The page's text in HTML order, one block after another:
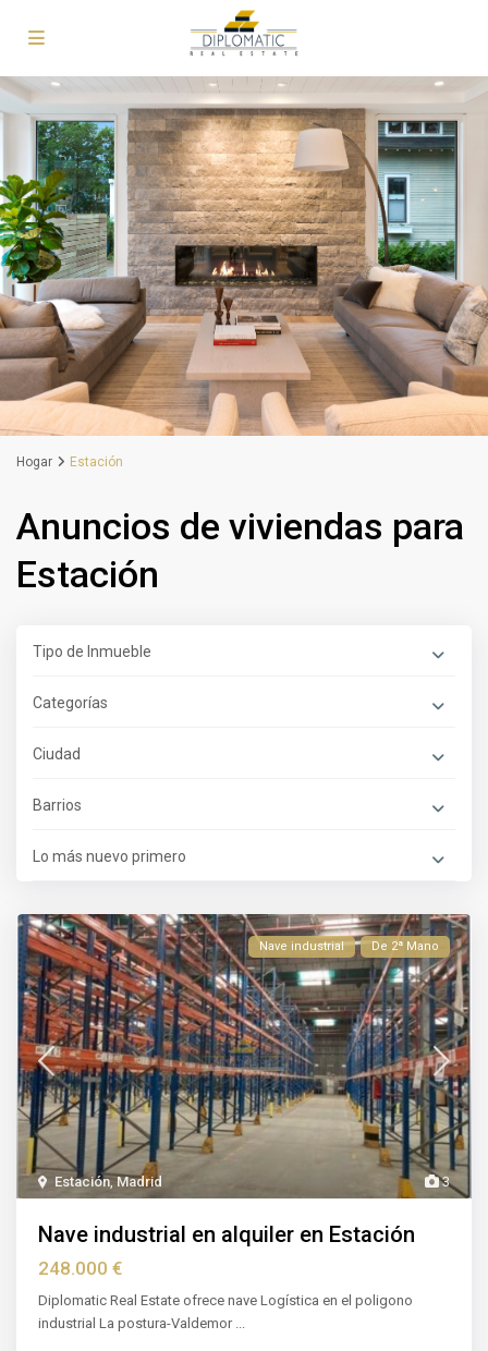
Hogar Estación
Anuncios de viviendas para
Estación
Tipo de Inmueble
Categorías
Ciudad
Barrios
Lo más nuevo primero
3
Estación,Madrid
Nave industrial De 2ª Mano
Nave industrial en alquiler en Estación
248.000 €
Diplomatic Real Estate ofrece nave Logística en el poligono
industrial La postura-Valdemor ...